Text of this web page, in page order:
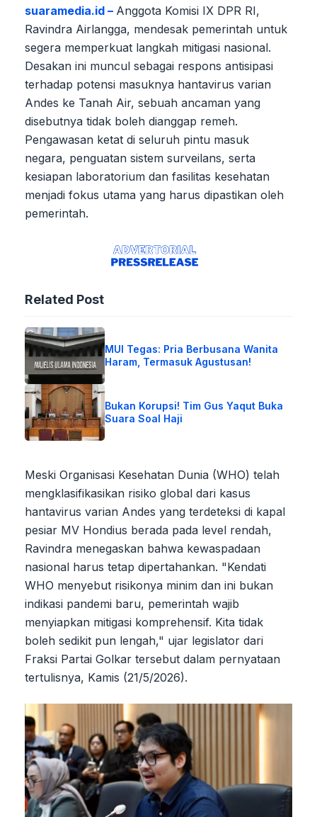
suaramedia.id – Anggota Komisi IX DPR RI,
Ravindra Airlangga, mendesak pemerintah untuk
segera memperkuat langkah mitigasi nasional.
Desakan ini muncul sebagai respons antisipasi
terhadap potensi masuknya hantavirus varian
Andes ke Tanah Air, sebuah ancaman yang
disebutnya tidak boleh dianggap remeh.
Pengawasan ketat di seluruh pintu masuk
negara, penguatan sistem surveilans, serta
kesiapan laboratorium dan fasilitas kesehatan
menjadi fokus utama yang harus dipastikan oleh
pemerintah.
Related Post
MUI Tegas: Pria Berbusana Wanita
Haram, Termasuk Agustusan!
Bukan Korupsi! Tim Gus Yaqut Buka
Suara Soal Haji
Meski Organisasi Kesehatan Dunia (WHO) telah
mengklasifikasikan risiko global dari kasus
hantavirus varian Andes yang terdeteksi di kapal
pesiar MV Hondius berada pada level rendah,
Ravindra menegaskan bahwa kewaspadaan
nasional harus tetap dipertahankan. "Kendati
WHO menyebut risikonya minim dan ini bukan
indikasi pandemi baru, pemerintah wajib
menyiapkan mitigasi komprehensif. Kita tidak
boleh sedikit pun lengah," ujar legislator dari
Fraksi Partai Golkar tersebut dalam pernyataan
tertulisnya, Kamis (21/5/2026).